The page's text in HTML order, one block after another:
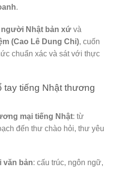
.
người Nhật bản xứ và
(Cao Lê Dung Chi), cuốn
chuẩn xác và sát với thực
tay tiếng Nhật thương
mại tiếng Nhật: từ
đến thư chào hỏi, thư yêu
văn bản: cấu trúc, ngôn ngữ,